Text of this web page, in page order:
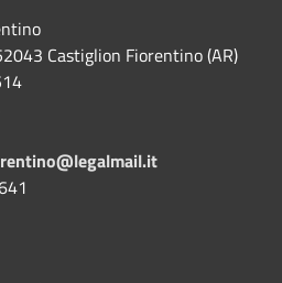
Castiglion Fiorentino (AR)